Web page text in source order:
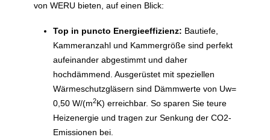
von WERU bieten, auf einen Blick:
Top in puncto Energieeffizienz: Bautiefe,
Kammeranzahl und Kammergröße sind perfekt
aufeinander abgestimmt und daher
hochdämmend. Ausgerüstet mit speziellen
Wärmeschutzgläsern sind Dämmwerte von Uw=
0,50 W/(m2K) erreichbar. So sparen Sie teure
Heizenergie und tragen zur Senkung der CO2-
Emissionen bei.